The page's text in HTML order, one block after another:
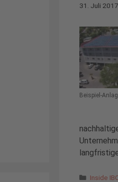
31. Juli 2017
Beispiel-
Inside